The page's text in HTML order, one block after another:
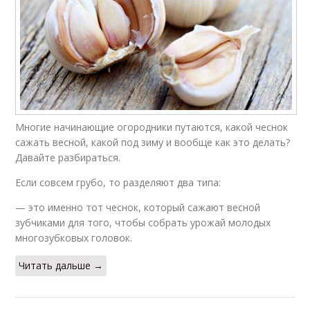
Многие начинающие огородники путаются, какой чеснок
сажать весной, какой под зиму и вообще как это делать?
Давайте разбираться.
Если совсем грубо, то разделяют два типа:
— это именно тот чеснок, который сажают весной
зубчиками для того, чтобы собрать урожай молодых
многозубковых головок.
Читать дальше →